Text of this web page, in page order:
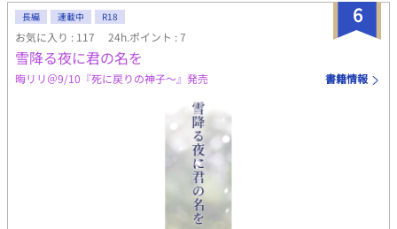
6
長編 連載中 R18
お気に入り : 117 24h.ポイント : 7
雪降る夜に君の名を
晦リリ＠9/10『死に戻りの神子～』発売 書籍情報